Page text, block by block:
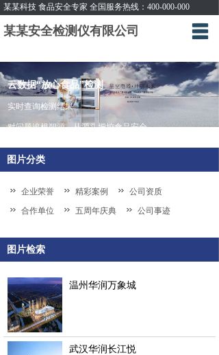
云数据“放心食品”检测
实时查询检测结果
对问题追根朔源，从源头把控食品安全
某某科技 食品安全专家 全国服务热线：400-000-000
某某安全检测仪有限公司
关于星空
产品服务
营销网络
战略合作
企业证书资质
联系我们
图片检索
温州华润万象城
武汉华润长江悦
图片分类
企业荣誉 精彩案例
公司资质
合作单位
五周年庆典 公司事迹